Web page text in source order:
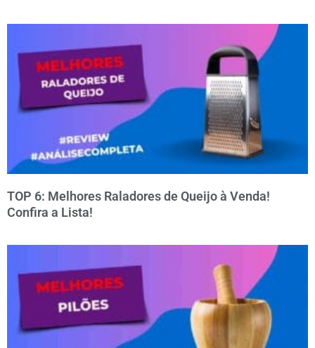
TOP 6: Melhores Raladores de Queijo à Venda!
Confira a Lista!